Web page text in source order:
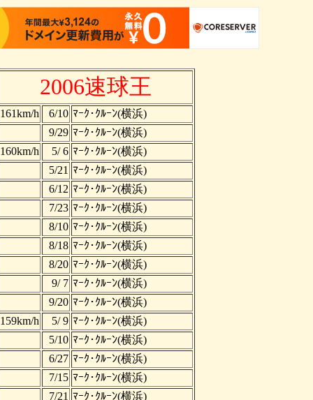
2006速球王
161km/h 6/10 ﾏｰｸ･ｸﾙｰﾝ(横浜)
9/29 ﾏｰｸ･ｸﾙｰﾝ(横浜)
160km/h
5/ 6 ﾏｰｸ･ｸﾙｰﾝ(横浜)
5/21 ﾏｰｸ･ｸﾙｰﾝ(横浜)
6/12 ﾏｰｸ･ｸﾙｰﾝ(横浜)
7/23 ﾏｰｸ･ｸﾙｰﾝ(横浜)
8/10 ﾏｰｸ･ｸﾙｰﾝ(横浜)
8/18 ﾏｰｸ･ｸﾙｰﾝ(横浜)
8/20 ﾏｰｸ･ｸﾙｰﾝ(横浜)
9/ 7 ﾏｰｸ･ｸﾙｰﾝ(横浜)
9/20 ﾏｰｸ･ｸﾙｰﾝ(横浜)
159km/h
5/ 9 ﾏｰｸ･ｸﾙｰﾝ(横浜)
5/10 ﾏｰｸ･ｸﾙｰﾝ(横浜)
6/27 ﾏｰｸ･ｸﾙｰﾝ(横浜)
7/15 ﾏｰｸ･ｸﾙｰﾝ(横浜)
7/21 ﾏｰｸ･ｸﾙｰﾝ(横浜)